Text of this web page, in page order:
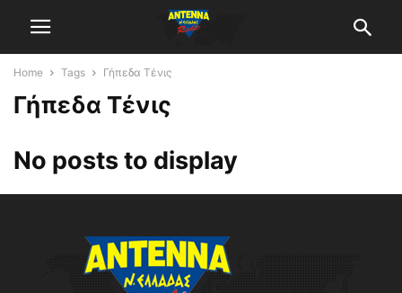
Home Tags Γήπεδα Τένις
Γήπεδα Τένις
No posts to display